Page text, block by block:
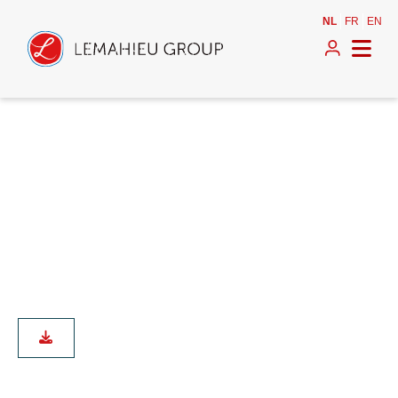
NL FR EN